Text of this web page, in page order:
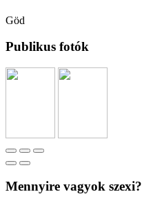
Göd
Publikus fotók
Mennyire vagyok szexi?